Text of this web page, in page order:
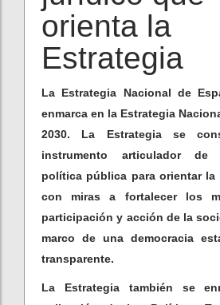
orienta la
Estrategia
La Estrategia Nacional de
enmarca en la Estrategia
2030. La Estrategia se
instrumento articulador de
política pública para orientar la
con miras a fortalecer los
participación y acción de la
marco de una democracia
transparente.
La Estrategia también se